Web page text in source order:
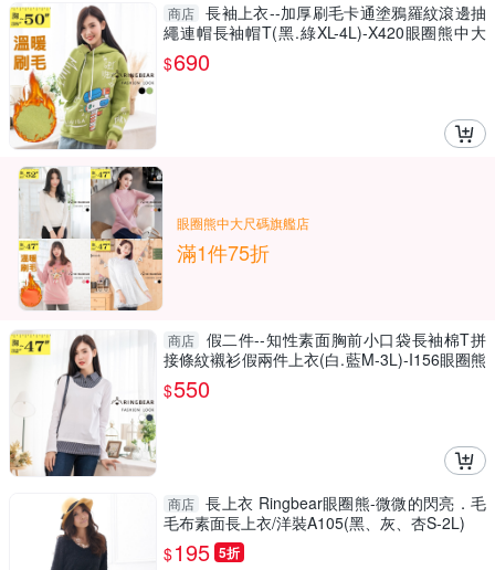
商店 長袖上衣--加厚刷毛卡通塗鴉羅紋滾邊抽
繩連帽長袖帽T(黑.綠XL-4L)-X420眼圈熊中大
尺碼
$690
眼圈熊中大尺碼旗艦店
滿1件75折
商店
假二件--知性素面胸前小口袋長袖棉T拼
接條紋襯衫假兩件上衣(白.藍M-3L)-I156眼圈熊
中大尺碼
$550
商店 長上衣 Ringbear眼圈熊-微微的閃亮．毛
毛布素面長上衣/洋裝A105(黑、灰、杏S-2L)
$195 5折